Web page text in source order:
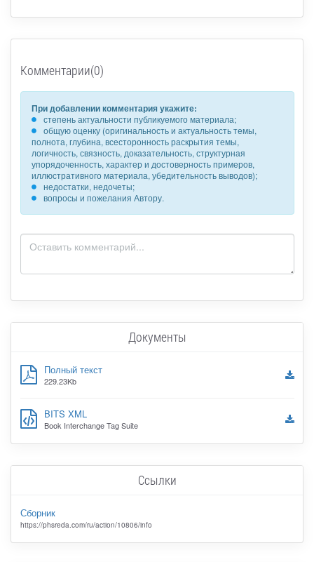
Комментарии(0)
При добавлении комментария укажите:
степень актуальности публикуемого материала;
общую оценку (оригинальность и актуальность темы,
полнота, глубина, всесторонность раскрытия темы,
логичность, связность, доказательность, структурная
упорядоченность, характер и достоверность примеров,
иллюстративного материала, убедительность выводов);
недостатки, недочеты;
вопросы и пожелания Автору.
Документы
Полный текст
229.23Kb
BITS XML
Book Interchange Tag Suite
Ссылки
Сборник
https://phsreda.com/ru/action/10806/info